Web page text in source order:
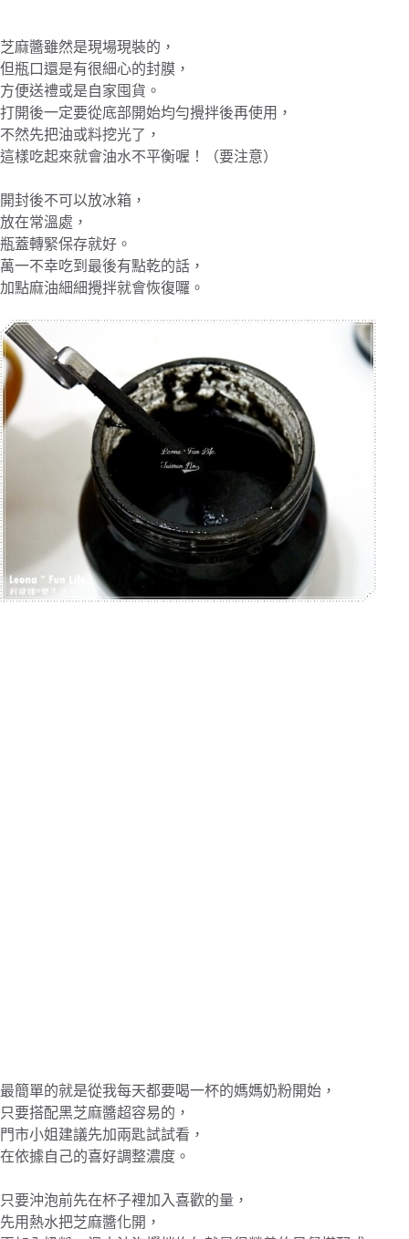
芝麻醬雖然是現場現裝的，
但瓶口還是有很細心的封膜，
方便送禮或是自家囤貨。
打開後一定要從底部開始均勻攪拌後再使用，
不然先把油或料挖光了，
這樣吃起來就會油水不平衡喔！（要注意）
開封後不可以放冰箱，
放在常溫處，
瓶蓋轉緊保存就好。
萬一不幸吃到最後有點乾的話，
加點麻油細細攪拌就會恢復囉。
最簡單的就是從我每天都要喝一杯的媽媽奶粉開始，
只要搭配黑芝麻醬超容易的，
門市小姐建議先加兩匙試試看，
在依據自己的喜好調整濃度。
只要沖泡前先在杯子裡加入喜歡的量，
先用熱水把芝麻醬化開，